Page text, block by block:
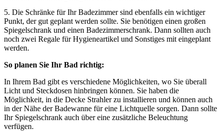
5. Die Schränke für Ihr Badezimmer sind ebenfalls ein wichtiger
Punkt, der gut geplant werden sollte. Sie benötigen einen großen
Spiegelschrank und einen Badezimmerschrank. Dann sollten auch
noch zwei Regale für Hygieneartikel und Sonstiges mit eingeplant
werden.
So planen Sie Ihr Bad richtig:
In Ihrem Bad gibt es verschiedene Möglichkeiten, wo Sie überall
Licht und Steckdosen hinbringen können. Sie haben die
Möglichkeit, in die Decke Strahler zu installieren und können auch
in der Nähe der Badewanne für eine Lichtquelle sorgen. Dann sollte
Ihr Spiegelschrank auch über eine zusätzliche Beleuchtung
verfügen.